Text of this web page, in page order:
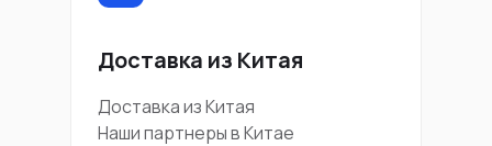
Доставка из Китая
Доставка из Китая
Наши партнеры в Китае